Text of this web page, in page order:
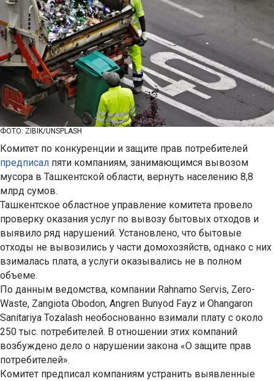
ФОТО: ZIBIK/UNSPLASH
Комитет по конкуренции и защите прав потребителей
предписал пяти компаниям, занимающимся вывозом
мусора в Ташкентской области, вернуть населению 8,8
млрд сумов.
Ташкентское областное управление комитета провело
проверку оказания услуг по вывозу бытовых отходов и
выявило ряд нарушений. Установлено, что бытовые
отходы не вывозились у части домохозяйств, однако с них
взималась плата, а услуги оказывались не в полном
объеме.
По данным ведомства, компании Rahnamo Servis, Zero-
Waste, Zangiota Obodon, Angren Bunyod Fayz и Ohangaron
Sanitariya Tozalash необоснованно взимали плату с около
250 тыс. потребителей. В отношении этих компаний
возбуждено дело о нарушении закона «О защите прав
потребителей».
Комитет предписал компаниям устранить выявленные